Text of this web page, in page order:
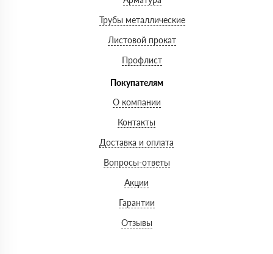
Трубы металлические
Листовой прокат
Профлист
Покупателям
О компании
Контакты
Доставка и оплата
Вопросы-ответы
Акции
Гарантии
Отзывы